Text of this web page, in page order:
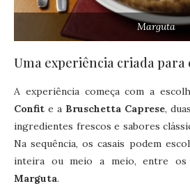
Marguta
Uma experiência criada
A experiência começa com a
Confit e a Bruschetta Caprese,
ingredientes frescos e sabores
Na sequência, os casais podem
inteira ou meio a meio, entre os
Marguta.